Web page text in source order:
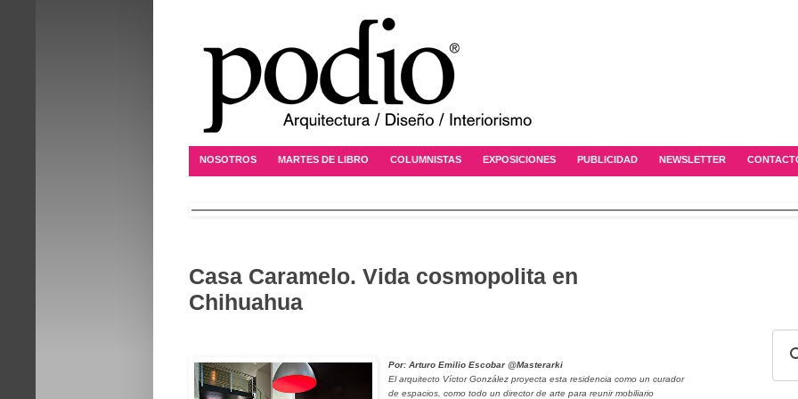
NOSOTROS MARTES DE LIBRO COLUMNISTAS EXPOSICIONES PUBLICIDAD NEWSLETTER
Casa Caramelo. Vida cosmopolita en
Chihuahua
Por: Arturo Emilio Escobar @Masterarki
El arquitecto Víctor González proyecta esta residencia como un curador
de espacios, como todo un director de arte para reunir mobiliario